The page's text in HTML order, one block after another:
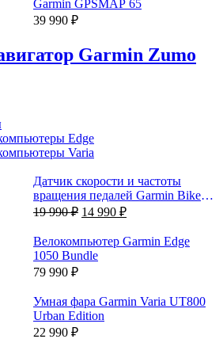
69
Garmin GPSMAP 65
39 990 ₽
Garmin Zumo
Edge
Varia
Датчик скорости и частоты
вращения педалей Garmin Bike
Speed Sensor 2 и Cadence Sensor 2
19 990₽ Первоначальная
составляла
19
14 990 ₽Текущая
14
Велокомпьютер Garmin Edge
1050 Bundle
79 990 ₽
Умная фара Garmin Varia UT800
Urban Edition
22 990 ₽